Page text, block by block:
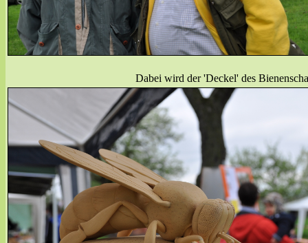
Dabei wird der 'Deckel' des